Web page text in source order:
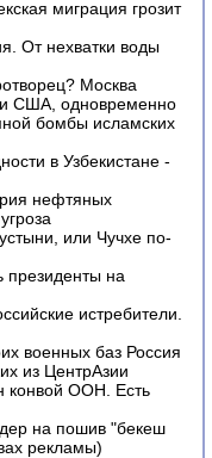
миграция грозит
От нехватки воды
Москва
и США, одновременно
бомбы исламских
в Узбекистане -
нефтяных
или Чучхе по-
президенты на
истребители.
военных баз Россия
из ЦентрАзии
конвой ООН. Есть
на пошив "бекеш
рекламы)